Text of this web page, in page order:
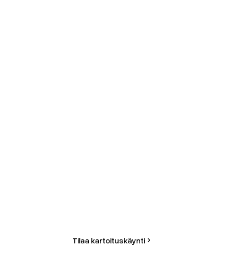
Tilaa kartoituskäynti